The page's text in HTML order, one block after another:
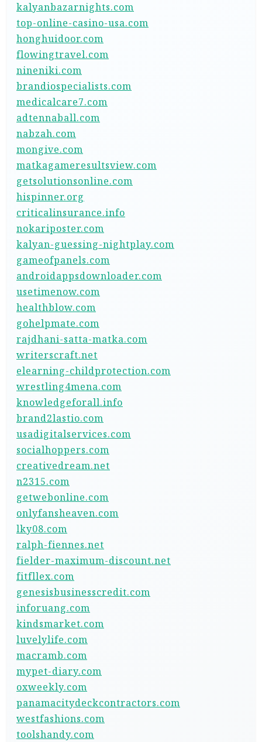
kalyanbazarnights.com
top-online-casino-usa.com
honghuidoor.com
flowingtravel.com
nineniki.com
brandiospecialists.com
medicalcare7.com
adtennaball.com
nabzah.com
mongive.com
matkagameresultsview.com
getsolutionsonline.com
hispinner.org
criticalinsurance.info
nokariposter.com
kalyan-guessing-nightplay.com
gameofpanels.com
androidappsdownloader.com
usetimenow.com
healthblow.com
gohelpmate.com
rajdhani-satta-matka.com
writerscraft.net
elearning-childprotection.com
wrestling4mena.com
knowledgeforall.info
brand2lastio.com
usadigitalservices.com
socialhoppers.com
creativedream.net
n2315.com
getwebonline.com
onlyfansheaven.com
lky08.com
ralph-fiennes.net
fielder-maximum-discount.net
fitfllex.com
genesisbusinesscredit.com
inforuang.com
kindsmarket.com
luvelylife.com
macramb.com
mypet-diary.com
oxweekly.com
panamacitydeckcontractors.com
westfashions.com
toolshandy.com